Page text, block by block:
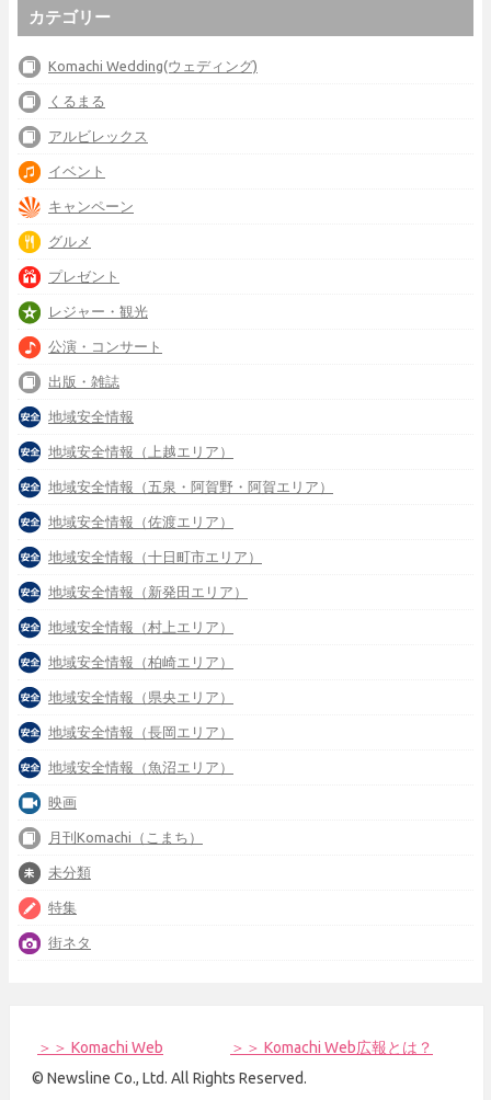
カテゴリー
Komachi Wedding(ウェディング)
くるまる
アルビレックス
イベント
キャンペーン
グルメ
プレゼント
レジャー・観光
公演・コンサート
出版・雑誌
地域安全情報
地域安全情報（上越エリア）
地域安全情報（五泉・阿賀野・阿賀エリア）
地域安全情報（佐渡エリア）
地域安全情報（十日町市エリア）
地域安全情報（新発田エリア）
地域安全情報（村上エリア）
地域安全情報（柏崎エリア）
地域安全情報（県央エリア）
地域安全情報（長岡エリア）
地域安全情報（魚沼エリア）
映画
月刊Komachi（こまち）
未分類
特集
街ネタ
＞＞ Komachi Web
＞＞ Komachi Web広報とは？
© Newsline Co., Ltd. All Rights Reserved.